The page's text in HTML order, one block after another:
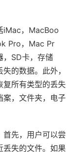
iMac，MacBoo
Pro，Mac Pr
，SD卡，存储
的数据。此外，
复所有类型的丢失
案，文件夹，电子
先，用户可以尝
丢失的文件。如果